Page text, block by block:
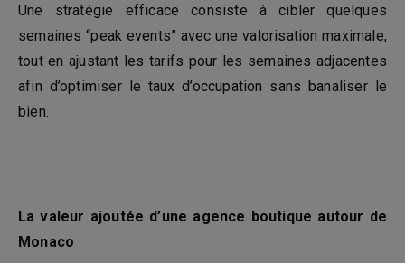
Une stratégie efficace consiste à cibler quelques
semaines “peak events” avec une valorisation maximale,
tout en ajustant les tarifs pour les semaines adjacentes
afin d’optimiser le taux d’occupation sans banaliser le
bien.
La valeur ajoutée d’une agence boutique autour de
Monaco